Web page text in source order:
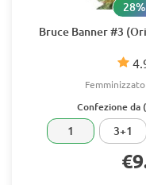
Bruce Banner #3
Femminizzato
Confezione da
1 3+1